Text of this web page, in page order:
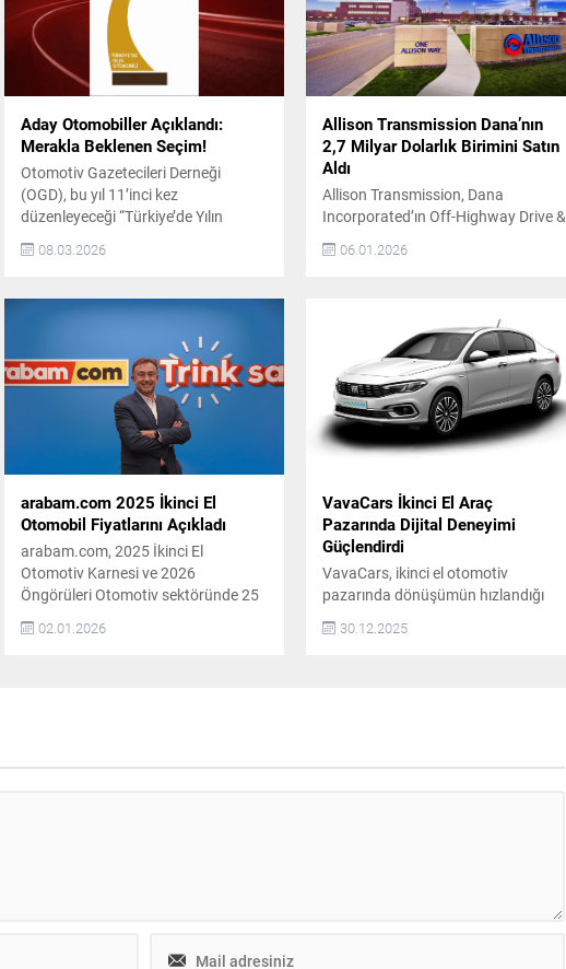
Aday Otomobiller Açıklandı:
Merakla Beklenen Seçim!
Otomotiv Gazetecileri Derneği
(OGD), bu yıl 11’inci kez
düzenleyeceği “Türkiye’de Yılın
otomobilleri açıkladı. Ödül
Otomobili” ana ödülünün yanı sıra
“Yılın Basın Lansmanı” ve “Yılın
Premium Otomobili” kategorilerinde
de ödüller verilecek. 2026 Aday
Otomobiller 2026 yılı için belirlenen
08.03.2026
Allison Transmission Dana’nın
2,7 Milyar Dolarlık Birimini Satın
Aldı
Allison Transmission, Dana
Incorporated’ın Off-Highway Drive &
2,7 milyar dolar karşılığında satın
milyar dolar ciroya sahip küresel bir
organizasyon haline geldi. Küresel
Varlık ve Sektörlerde Yönelim Yeni
yapı, altyapı, enerji, tarım, inşaat...
06.01.2026
arabam.com 2025 İkinci El
Otomobil Fiyatlarını Açıkladı
arabam.com, 2025 İkinci El
Otomotiv Karnesi ve 2026
Öngörüleri Otomotiv sektöründe 25
yıldır hizmet veren arabam.com,
2025 yılının analizini paylaştı. İkinci
gösteren tek dönem oldu. Reel
02.01.2026
VavaCars İkinci El Araç
Pazarında Dijital Deneyimi
Güçlendirdi
VavaCars, ikinci el otomotiv
pazarında dönüşümün hızlandığı
2025 yılında dijital süreçlerini
optimize ederek kullanıcı deneyimini
konumunu pekiştirdi. VavaCars
30.12.2025